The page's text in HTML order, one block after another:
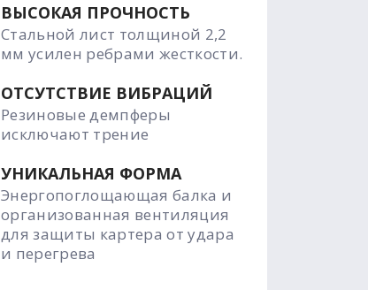
ВЫСОКАЯ ПРОЧНОСТЬ
Стальной лист толщиной 2,2
мм усилен ребрами жесткости.
ОТСУТСТВИЕ ВИБРАЦИЙ
Резиновые демпферы
исключают трение
УНИКАЛЬНАЯ ФОРМА
Энергопоглощающая балка и
организованная вентиляция
для защиты картера от удара
и перегрева